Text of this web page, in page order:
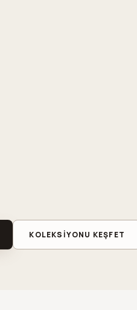
KOLEKSİYONU KEŞFET